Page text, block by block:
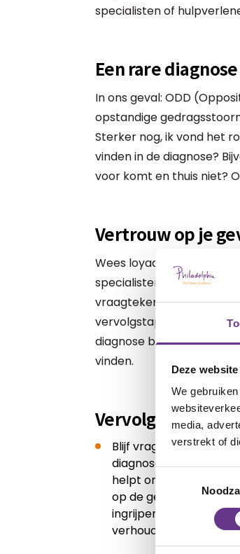
Deze
We
media,
verstrekt of
specialisten of
Een rare diagnose
In ons geval: ODD
opstandige
Sterker nog, ik vond het
vinden in de diagnose?
voor komt en thuis niet?
Vertrouw op je
Wees loyaal aan jezelf.
specialisten. Jij kent je
vraagtekens daar bij zet.
vervolgstappen. Dit kan
diagnose bevestigen,
vinden.
Vervolgstappen
Blijf vragen stellen.
diagnose tot stand is
helpt om de context
op de gestelde
ingrijpend is de
verhoudt zich dat tot